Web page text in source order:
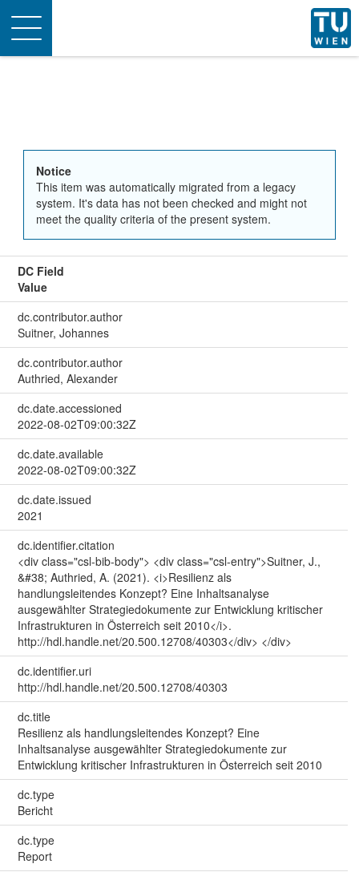
Toggle
navigation
Notice
This item was automatically migrated from a legacy
system. It's data has not been checked and might not
meet the quality criteria of the present system.
DC Field
Value
dc.contributor.author
Suitner, Johannes
dc.contributor.author
Authried, Alexander
dc.date.accessioned
2022-08-02T09:00:32Z
dc.date.available
2022-08-02T09:00:32Z
dc.date.issued
2021
dc.identifier.citation
<div class="csl-bib-body"> <div class="csl-entry">Suitner, J.,
&#38; Authried, A. (2021). <i>Resilienz als
handlungsleitendes Konzept? Eine Inhaltsanalyse
ausgewählter Strategiedokumente zur Entwicklung kritischer
Infrastrukturen in Österreich seit 2010</i>.
http://hdl.handle.net/20.500.12708/40303</div> </div>
dc.identifier.uri
http://hdl.handle.net/20.500.12708/40303
dc.title
Resilienz als handlungsleitendes Konzept? Eine
Inhaltsanalyse ausgewählter Strategiedokumente zur
Entwicklung kritischer Infrastrukturen in Österreich seit 2010
dc.type
Bericht
dc.type
Report